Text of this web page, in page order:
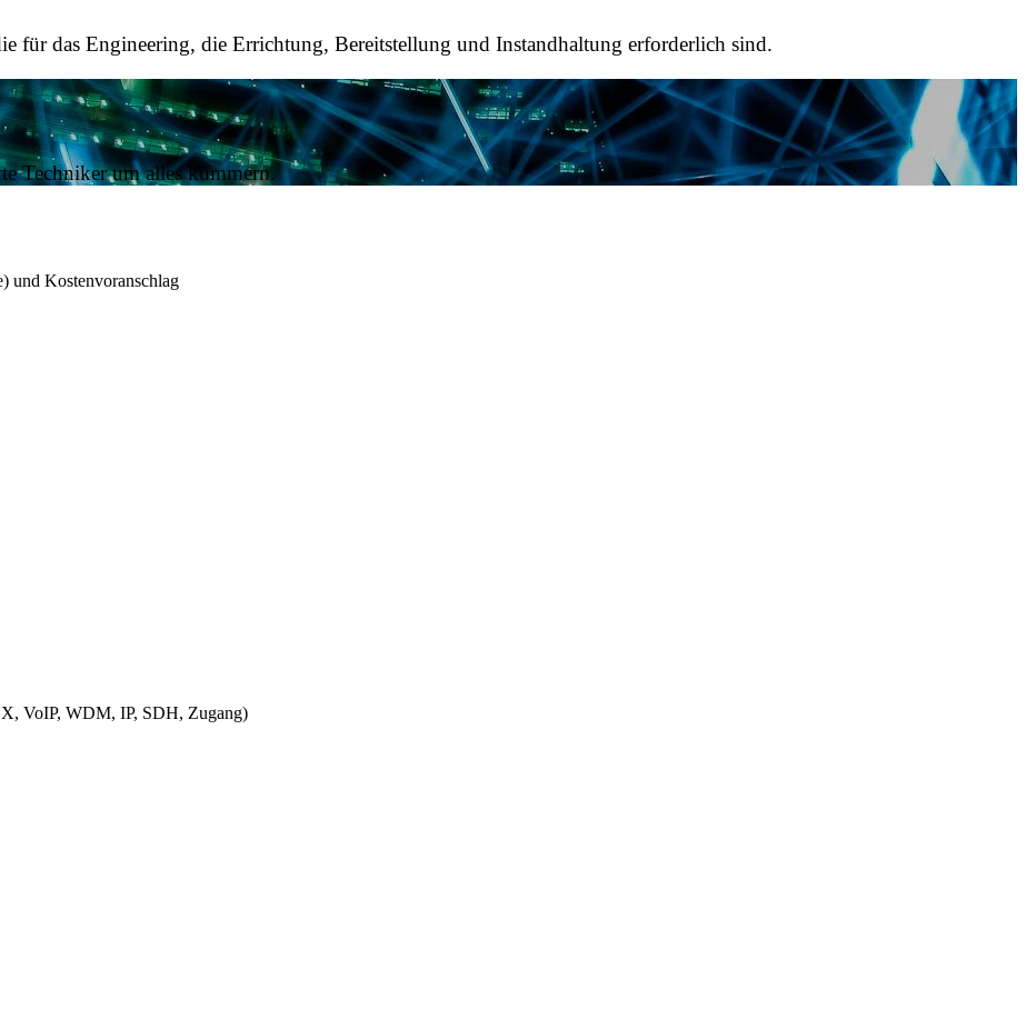
für das Engineering, die Errichtung, Bereitstellung und Instandhaltung erforderlich sind.
Techniker um alles kümmern.
Kostenvoranschlag
VoIP, WDM, IP, SDH, Zugang)